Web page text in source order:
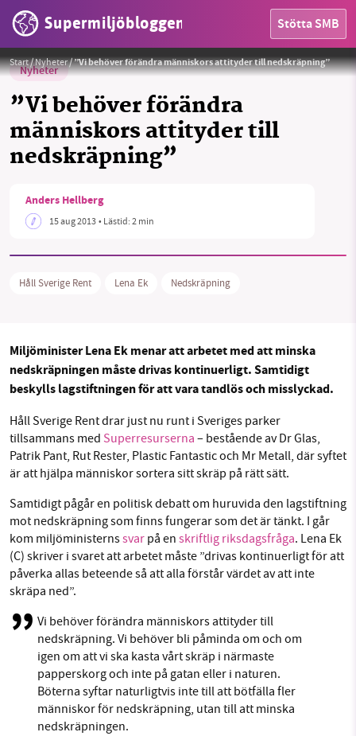
Supermiljöbloggen Stötta SMB
HEM
OMRÅDEN
Facebook Instagram BlueSky
Threads LinkedIn
Start/Nyheter/”Vi behöver förändra människors attityder till nedskräpning”
Nyheter
”Vi behöver förändra
människors attityder till
nedskräpning”
Anders Hellberg
15 aug 2013• Lästid:2 min
Håll Sverige Rent Lena Ek Nedskräpning
Miljöminister Lena Ek menar att arbetet med att minska
nedskräpningen måste drivas kontinuerligt. Samtidigt
beskylls lagstiftningen för att vara tandlös och misslyckad.
Håll Sverige Rent drar just nu runt i Sveriges parker
tillsammans med Superresurserna – bestående av Dr Glas,
Patrik Pant, Rut Rester, Plastic Fantastic och Mr Metall, där syftet
är att hjälpa människor sortera sitt skräp på rätt sätt.
Samtidigt pågår en politisk debatt om huruvida den lagstiftning
mot nedskräpning som finns fungerar som det är tänkt. I går
kom miljöministernssvar på en skriftlig riksdagsfråga. Lena Ek
(C) skriver i svaret att arbetet måste ”drivas kontinuerligt för att
påverka allas beteende så att alla förstår värdet av att inte
skräpa ned”.
Vi behöver förändra människors attityder till
nedskräpning. Vi behöver bli påminda om och om
igen om att vi ska kasta vårt skräp i närmaste
papperskorg och inte på gatan eller i naturen.
Böterna syftar naturligtvis inte till att bötfälla fler
människor för nedskräpning, utan till att minska
nedskräpningen.
SMB kämpar för en hållbar framtid. Sedan
starten 2010 har vår ideella redaktion drivit
miljödebatten framåt genom
nyhetsbevakning och granskningar. Nu vill vi
utveckla vårt arbete – och vi hoppas att du
vill hjälpa oss.
Stötta vårt arbete genom att swisha en slant till
Läs vad vi vill göra